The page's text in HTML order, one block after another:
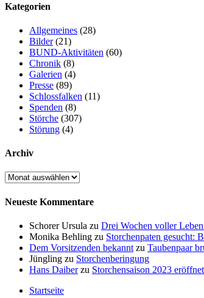
Kategorien
Allgemeines (28)
Bilder(21)
BUND-Aktivitäten (60)
Chronik (8)
Galerien (4)
Presse (89)
Schlossfalken (11)
Spenden (8)
Störche (307)
Störung (4)
Archiv
Archiv
Neueste Kommentare
Schorer Ursula zu Drei Wochen voller
Monika Behling zu Storchenpaten gesucht:
Dem Vorsitzenden bekannt zu Taubenpaar
Jüngling zu Storchenberingung
Hans Daiberzu Storchensaison 2023 eröffnet
Startseite